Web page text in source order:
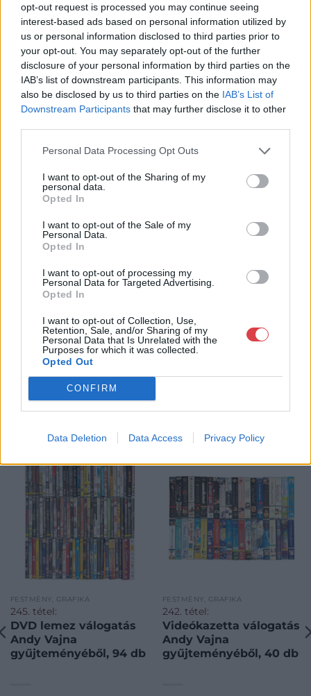
opt-out request is processed you may continue seeing
interest-based ads based on personal information utilized by
us or personal information disclosed to third parties prior to
your opt-out. You may separately opt-out of the further
disclosure of your personal information by third parties on the
IAB’s list of downstream participants. This information may
also be disclosed by us to third parties on the IAB’s List of
Downstream Participants that may further disclose it to other
Personal Data Processing Opt Outs
I want to opt-out of the Sharing of my
personal data.
Opted In
I want to opt-out of the Sale of my
Personal Data.
Opted In
I want to opt-out of processing my
Personal Data for Targeted Advertising.
Opted In
I want to opt-out of Collection, Use,
Retention, Sale, and/or Sharing of my
Personal Data that Is Unrelated with the
Purposes for which it was collected.
Opted Out
CONFIRM
Data Deletion Data Access Privacy Policy
Eladó adatai
Eladó:
Nagyházi Galéria és
Aukciósház
Cím: Müller Márta
Nagyházi Galéria és Aukciósház
Kft.
Telefon: +361 475 6000 +361
4756005
Weboldal:
bútorok, szőnyegek, üveg, porcelán és ezüst tárgyak, ékszerek,
néprajzi tárgyak értékesítése és aukcionálása. Hagyatékok és
a tárgyfelvétel folyamatos.
FESTMÉNY, GRAFIKA
245. tétel:
DVD lemez válogatás
Andy Vajna
gyűjteményéből, 94 db
FESTMÉNY, GRAFIKA
242. tétel:
Videókazetta válogatás
Andy Vajna
gyűjteményéből, 40 db